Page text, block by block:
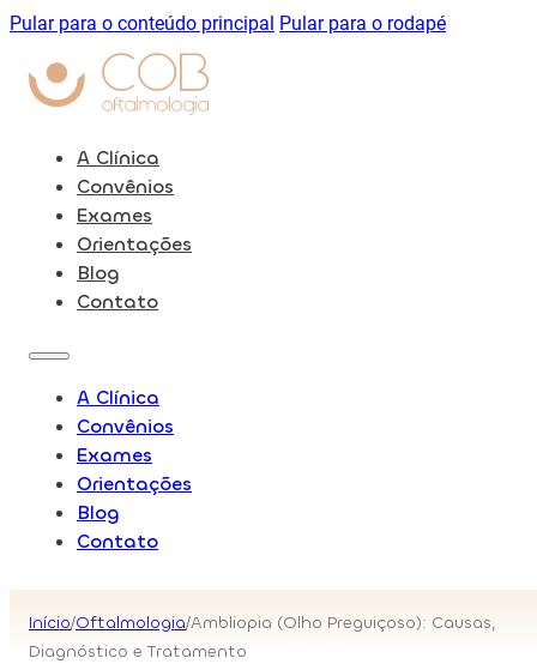
Pular para o conteúdo principal Pular para o rodapé
A Clínica
Convênios
Exames
Orientações
Blog
Contato
A Clínica
Convênios
Exames
Orientações
Blog
Contato
Início/Oftalmologia/Ambliopia (Olho Preguiçoso): Causas,
Diagnóstico e Tratamento